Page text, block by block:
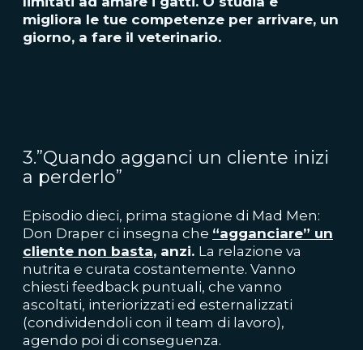
migliora le tue competenze per arrivare, un
giorno, a fare il veterinario.
3.”Quando agganci un cliente inizi
a perderlo”
Episodio dieci, prima stagione di Mad Men:
Don Draper ci insegna che “agganciare” un
cliente non basta, anzi. La relazione va
nutrita e curata costantemente. Vanno
chiesti feedback puntuali, che vanno
ascoltati, interiorizzati ed esternalizzati
(condividendoli con il team di lavoro),
agendo poi di conseguenza.